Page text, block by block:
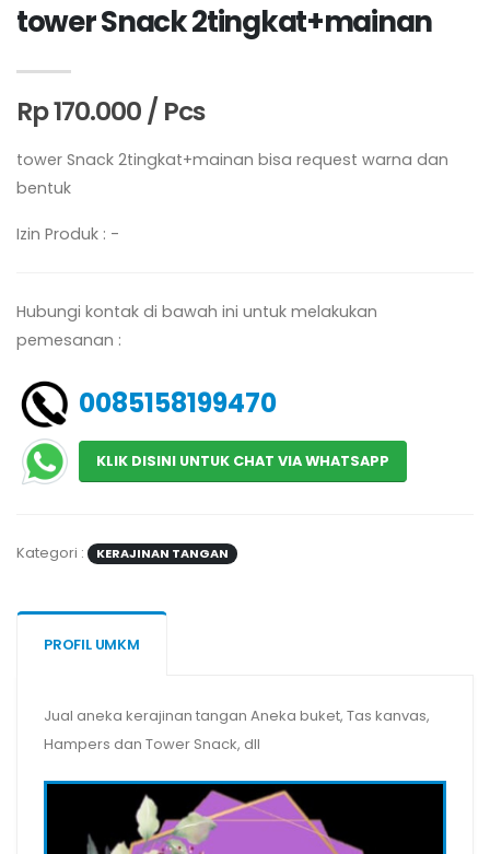
tower Snack 2tingkat+mainan
Rp 170.000 / Pcs
tower Snack 2tingkat+mainan bisa request warna dan
bentuk
Izin Produk : -
Hubungi kontak di bawah ini untuk melakukan
pemesanan :
0085158199470
KLIK DISINI UNTUK CHAT VIA WHATSAPP
Kategori : KERAJINAN TANGAN
PROFIL UMKM
Jual aneka kerajinan tangan Aneka buket, Tas kanvas,
Hampers dan Tower Snack, dll